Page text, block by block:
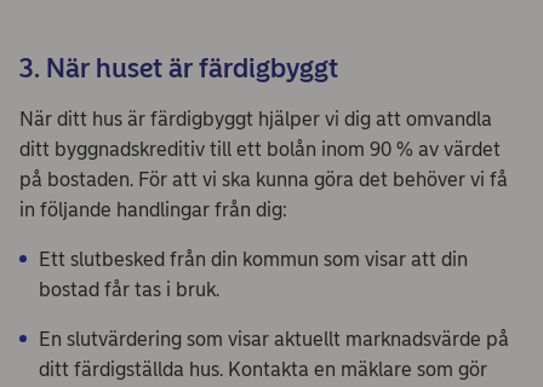
3. När huset är färdigbyggt
När ditt hus är färdigbyggt hjälper vi dig att omvandla
ditt byggnadskreditiv till ett bolån inom 90 % av värdet
på bostaden. För att vi ska kunna göra det behöver vi få
in följande handlingar från dig:
Ett slutbesked från din kommun som visar att din
bostad får tas i bruk.
En slutvärdering som visar aktuellt marknadsvärde på
ditt färdigställda hus. Kontakta en mäklare som gör